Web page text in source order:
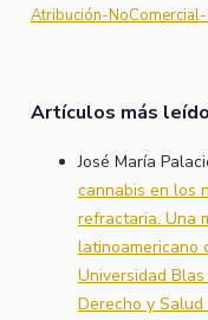
Atribución-
Artículos más
José María
cannabis en los
refractaria. Una
latinoamericano
Universidad
Derecho y